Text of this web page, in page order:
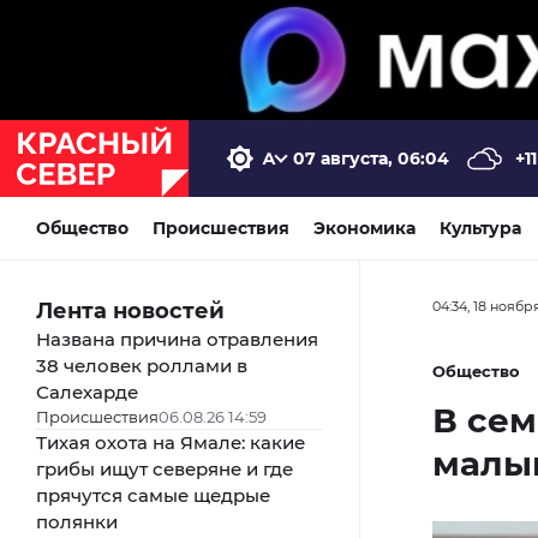
07 августа, 06:04 +11
Общество Происшествия Экономика Культура
Лента новостей
Названа причина отравления
38 человек роллами в
Салехарде
Происшествия06.08.26 14:59
Тихая охота на Ямале: какие
грибы ищут северяне и где
прячутся самые щедрые
полянки
04:34, 18
Общество
В